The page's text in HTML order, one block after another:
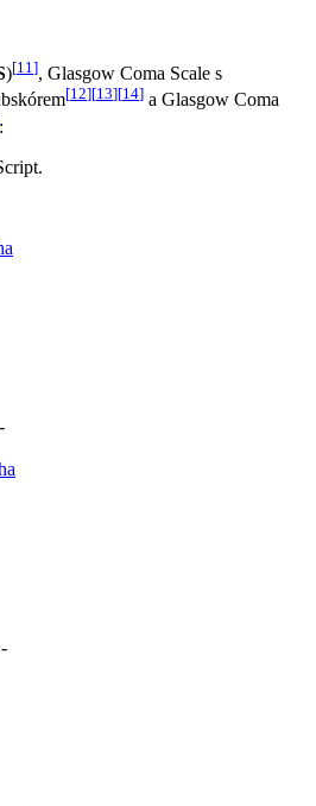
)[11 ], Glasgow Coma Scale s
[12][13][14] a Glasgow Coma
: